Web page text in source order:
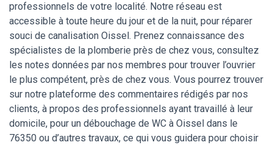
professionnels de votre localité. Notre réseau est
accessible à toute heure du jour et de la nuit, pour réparer
souci de canalisation Oissel. Prenez connaissance des
spécialistes de la plomberie près de chez vous, consultez
les notes données par nos membres pour trouver l’ouvrier
le plus compétent, près de chez vous. Vous pourrez trouver
sur notre plateforme des commentaires rédigés par nos
clients, à propos des professionnels ayant travaillé à leur
domicile, pour un débouchage de WC à Oissel dans le
76350 ou d’autres travaux, ce qui vous guidera pour choisir